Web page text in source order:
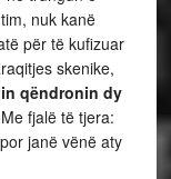
nuk kanë
për të kufizuar
skenike,
qëndronin dy
Me fjalë të tjera:
janë vënë aty